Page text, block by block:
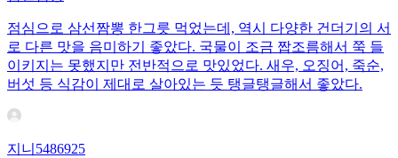
점심으로 삼선짬뽕 한그릇 먹었는데, 역시 다양한 건더기의 서
로 다른 맛을 음미하기 좋았다. 국물이 조금 짭조름해서 쭉 들
이키지는 못했지만 전반적으로 맛있었다. 새우, 오징어, 죽순,
버섯 등 식감이 제대로 살아있는 듯 탱글탱글해서 좋았다.
지니5486925